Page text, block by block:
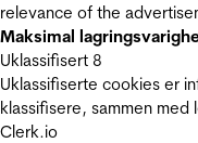
relevance of the
Maksimal
Uklassifisert 8
Uklassifiserte cookies er
klassifisere, sammen
Clerk.io